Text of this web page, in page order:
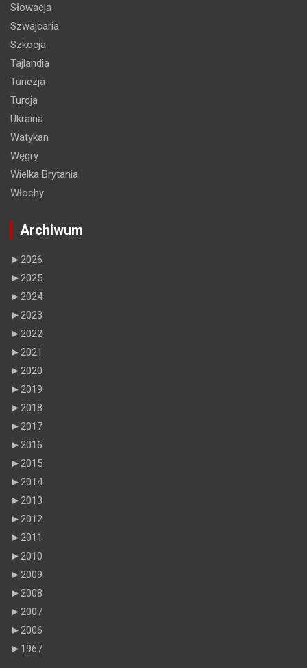
Słowacja
Szwajcaria
Szkocja
Tajlandia
Tunezja
Turcja
Ukraina
Watykan
Węgry
Wielka Brytania
Włochy
Archiwum
►2026
►2025
►2024
►2023
►2022
►2021
►2020
►2019
►2018
►2017
►2016
►2015
►2014
►2013
►2012
►2011
►2010
►2009
►2008
►2007
►2006
► 1967